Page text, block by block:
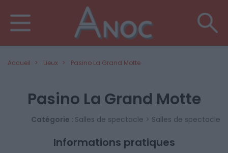
Accueil Lieux Pasino La Grand Motte
Pasino La Grand Motte
Catégorie : Salles de spectacle > Salles de spectacle
Informations pratiques